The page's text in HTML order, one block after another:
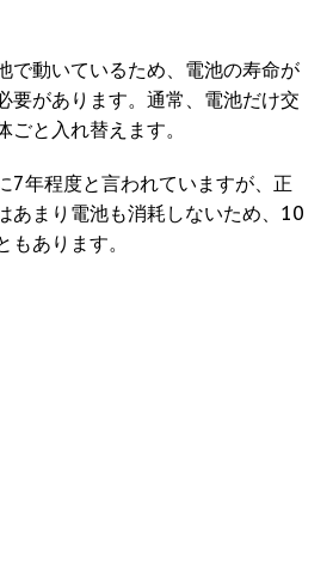
で動いているため、電池の寿命が
要があります。通常、電池だけ交
と入れ替えます。
7年程度と言われていますが、正
あまり電池も消耗しないため、10
あります。